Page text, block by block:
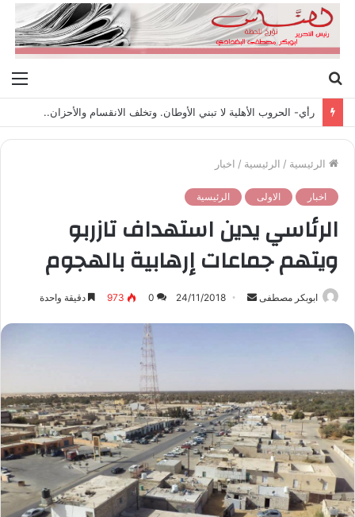
عن
رأي- الحروب الأهلية لا تبني الأوطان. وتخلف الانقسام والأحزان..
الرئيسية / الرئيسية / اخبار
اخبار الاولى الرئيسية
الرئاسي يدين استهداف تازربو
ويتهم جماعات إرهابية بالهجوم
ابوبكر مصطفى
ر
ي
د
ا
إ
ل
ك
24/11/2018
0
973 دقيقة واحدة